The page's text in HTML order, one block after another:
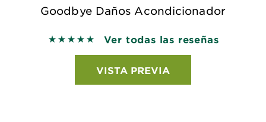
Goodbye Daños Acondicionador
5 out of 5 stars based on reviews
Ver todas las reseñas
VISTA PREVIA